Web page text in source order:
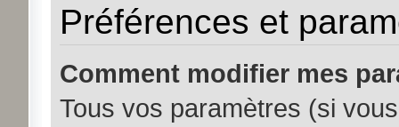
Préférences et
Comment modifier mes
Tous vos paramètres (si